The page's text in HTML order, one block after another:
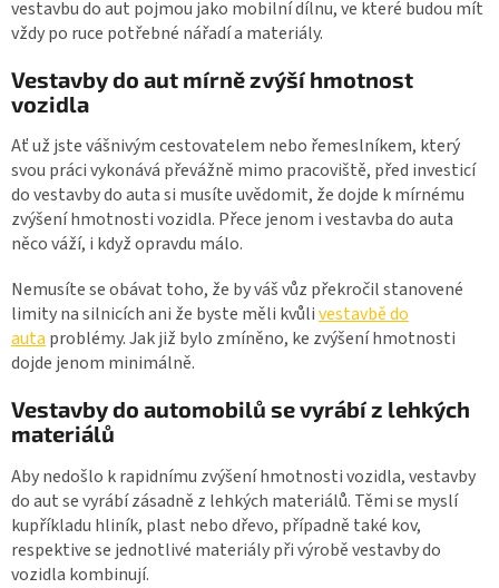
vestavbu do aut pojmou jako mobilní dílnu, ve které budou mít
vždy po ruce potřebné nářadí a materiály.
Vestavby do aut mírně zvýší hmotnost
vozidla
Ať už jste vášnivým cestovatelem nebo řemeslníkem, který
svou práci vykonává převážně mimo pracoviště, před investicí
do vestavby do auta si musíte uvědomit, že dojde k mírnému
zvýšení hmotnosti vozidla. Přece jenom i vestavba do auta
něco váží, i když opravdu málo.
Nemusíte se obávat toho, že by váš vůz překročil stanovené
limity na silnicích ani že byste měli kvůlivestavbě do
auta problémy. Jak již bylo zmíněno, ke zvýšení hmotnosti
dojde jenom minimálně.
Vestavby do automobilů se vyrábí z lehkých
materiálů
Aby nedošlo k rapidnímu zvýšení hmotnosti vozidla, vestavby
do aut se vyrábí zásadně z lehkých materiálů. Těmi se myslí
kupříkladu hliník, plast nebo dřevo, případně také kov,
respektive se jednotlivé materiály při výrobě vestavby do
vozidla kombinují.